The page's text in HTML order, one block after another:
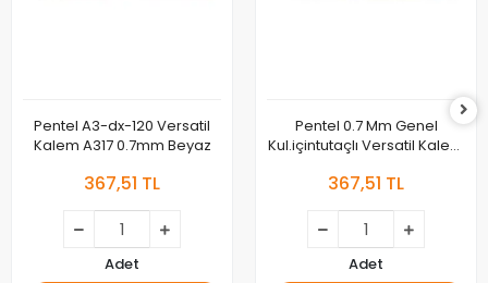
Pentel A3-dx-120 Versatil
Kalem A317 0.7mm Beyaz
367,51 TL
Adet
Pentel 0.7 Mm Genel
Kul.içintutaçlı Versatil Kalem
367,51 TL
Adet